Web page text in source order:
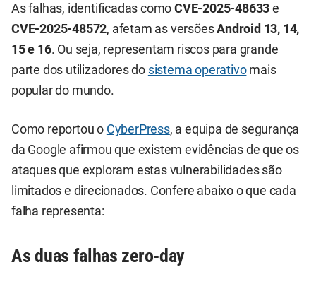
As falhas, identificadas como CVE-2025-48633 e
CVE-2025-48572, afetam as versõesAndroid 13, 14,
15 e 16. Ou seja, representam riscos para grande
parte dos utilizadores do sistema operativomais
popular do mundo.
Como reportou o CyberPress, a equipa de segurança
da Google afirmou que existem evidências de que os
ataques que exploram estas vulnerabilidades são
limitados e direcionados. Confere abaixo o que cada
falha representa:
As duas falhas zero-day